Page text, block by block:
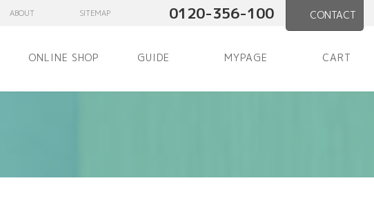
ABOUT SITEMAP 0120-356-100 CONTACT
ONLINE SHOP GUIDE MYPAGE CART